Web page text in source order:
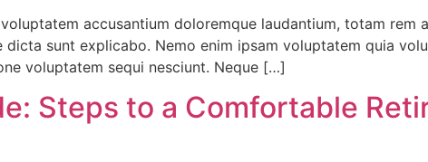
accusantium doloremque laudantium, totam rem
sunt explicabo. Nemo enim ipsam voluptatem quia
voluptatem sequi nesciunt. Neque […]
Steps to a Comfortable